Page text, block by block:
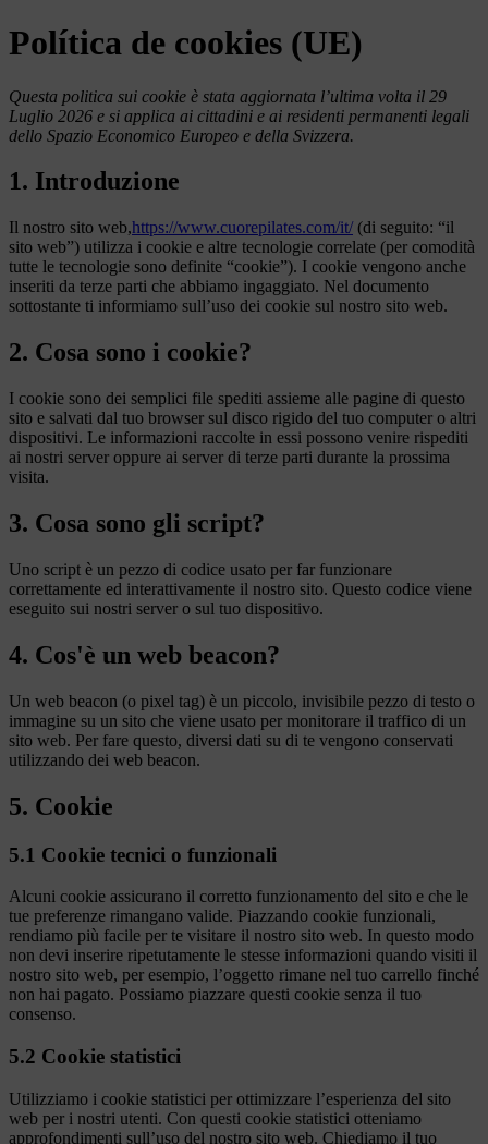
Política de cookies (UE)
Questa politica sui cookie è stata aggiornata l’ultima volta il 29
Luglio 2026 e si applica ai cittadini e ai residenti permanenti legali
dello Spazio Economico Europeo e della Svizzera.
1. Introduzione
Il nostro sito web,https://www.cuorepilates.com/it/ (di seguito: “il
sito web”) utilizza i cookie e altre tecnologie correlate (per comodità
tutte le tecnologie sono definite “cookie”). I cookie vengono anche
inseriti da terze parti che abbiamo ingaggiato. Nel documento
sottostante ti informiamo sull’uso dei cookie sul nostro sito web.
2. Cosa sono i cookie?
I cookie sono dei semplici file spediti assieme alle pagine di questo
sito e salvati dal tuo browser sul disco rigido del tuo computer o altri
dispositivi. Le informazioni raccolte in essi possono venire rispediti
ai nostri server oppure ai server di terze parti durante la prossima
visita.
3. Cosa sono gli script?
Uno script è un pezzo di codice usato per far funzionare
correttamente ed interattivamente il nostro sito. Questo codice viene
eseguito sui nostri server o sul tuo dispositivo.
4. Cos'è un web beacon?
Un web beacon (o pixel tag) è un piccolo, invisibile pezzo di testo o
immagine su un sito che viene usato per monitorare il traffico di un
sito web. Per fare questo, diversi dati su di te vengono conservati
utilizzando dei web beacon.
5. Cookie
5.1 Cookie tecnici o funzionali
Alcuni cookie assicurano il corretto funzionamento del sito e che le
tue preferenze rimangano valide. Piazzando cookie funzionali,
rendiamo più facile per te visitare il nostro sito web. In questo modo
non devi inserire ripetutamente le stesse informazioni quando visiti il
nostro sito web, per esempio, l’oggetto rimane nel tuo carrello finché
non hai pagato. Possiamo piazzare questi cookie senza il tuo
consenso.
5.2 Cookie statistici
Utilizziamo i cookie statistici per ottimizzare l’esperienza del sito
web per i nostri utenti. Con questi cookie statistici otteniamo
approfondimenti sull’uso del nostro sito web. Chiediamo il tuo